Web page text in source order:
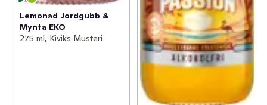
Lemonad Jordgubb &
Mynta EKO
275 ml, Kiviks Musteri